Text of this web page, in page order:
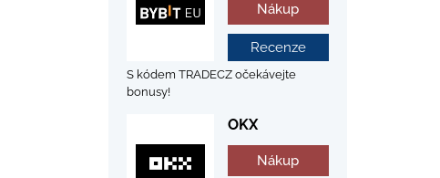
Nákup
Recenze
S kódem TRADECZ očekávejte
bonusy!
OKX
Nákup